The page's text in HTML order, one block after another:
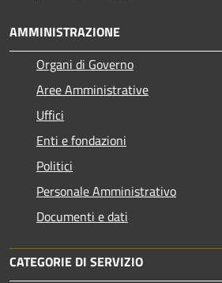
AMMINISTRAZIONE
Organi di Governo
Aree Amministrative
Uffici
Enti e fondazioni
Politici
Personale Amministrativo
Documenti e dati
CATEGORIE DI SERVIZIO